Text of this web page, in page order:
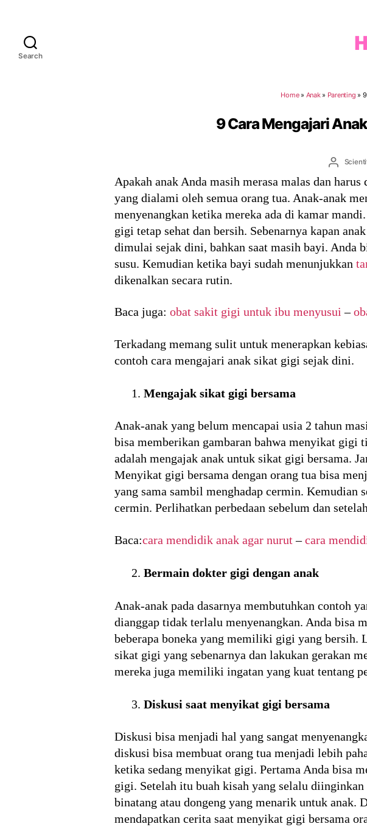
Search
Home» Anak» Parenting »
9 Cara Mengajari
Post
Apakah anak Anda masih merasa malas dan
yang dialami oleh semua orang tua. Anak-anak
menyenangkan ketika mereka ada di kamar
gigi tetap sehat dan bersih. Sebenarnya kapan
dimulai sejak dini, bahkan saat masih bayi. Anda
susu. Kemudian ketika bayi sudah menunjukkan
dikenalkan secara rutin.
Baca juga: obat sakit gigi untuk ibu menyusui –
Terkadang memang sulit untuk menerapkan
contoh cara mengajari anak sikat gigi sejak dini.
Mengajak sikat gigi bersama
Anak-anak yang belum mencapai usia 2 tahun
bisa memberikan gambaran bahwa menyikat gigi
adalah mengajak anak untuk sikat gigi bersama.
Menyikat gigi bersama dengan orang tua bisa
yang sama sambil menghadap cermin. Kemudian
cermin. Perlihatkan perbedaan sebelum dan
Baca:cara mendidik anak agar nurut –cara
Bermain dokter gigi dengan anak
Anak-anak pada dasarnya membutuhkan contoh
dianggap tidak terlalu menyenangkan. Anda bisa
beberapa boneka yang memiliki gigi yang bersih.
sikat gigi yang sebenarnya dan lakukan gerakan
mereka juga memiliki ingatan yang kuat tentang
Diskusi saat menyikat gigi bersama
Diskusi bisa menjadi hal yang sangat
diskusi bisa membuat orang tua menjadi lebih
ketika sedang menyikat gigi. Pertama Anda bisa
gigi. Setelah itu buah kisah yang selalu
binatang atau dongeng yang menarik untuk anak.
mendapatkan cerita saat menyikat gigi bersama